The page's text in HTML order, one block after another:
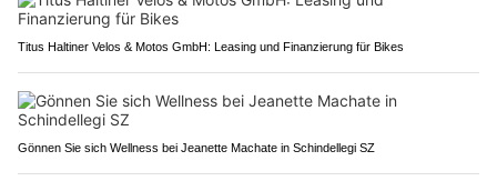
Titus Haltiner Velos & Motos GmbH: Leasing und Finanzierung für Bikes
Gönnen Sie sich Wellness bei Jeanette Machate in Schindellegi SZ